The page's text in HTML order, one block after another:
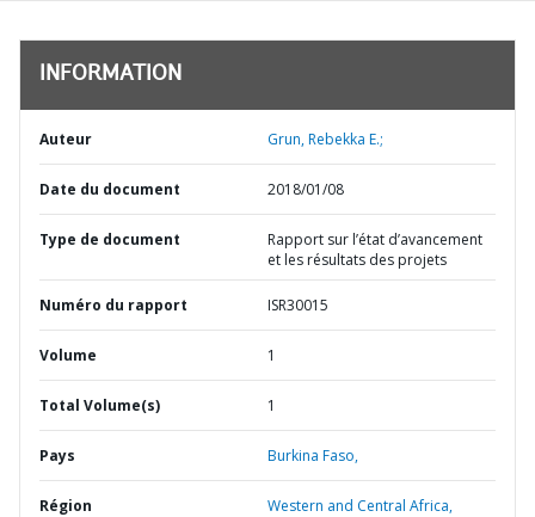
INFORMATION
Auteur Grun, Rebekka E.;
Date du document 2018/01/08
Type de document
Rapport sur l’état d’avancement
et les résultats des projets
Numéro du rapport ISR30015
Volume 1
Total Volume(s) 1
Pays Burkina Faso,
Région Western and Central Africa,